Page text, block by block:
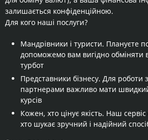
залишається конфіденційною.
Для кого наші послуги?
Мандрівники і туристи. Плануєте
допоможемо вам вигідно обміняти
турбот
Представники бізнесу. Для
партнерами важливо мати
курсів
Кожен, хто цінує якість. Наш
хто шукає зручний і надійний